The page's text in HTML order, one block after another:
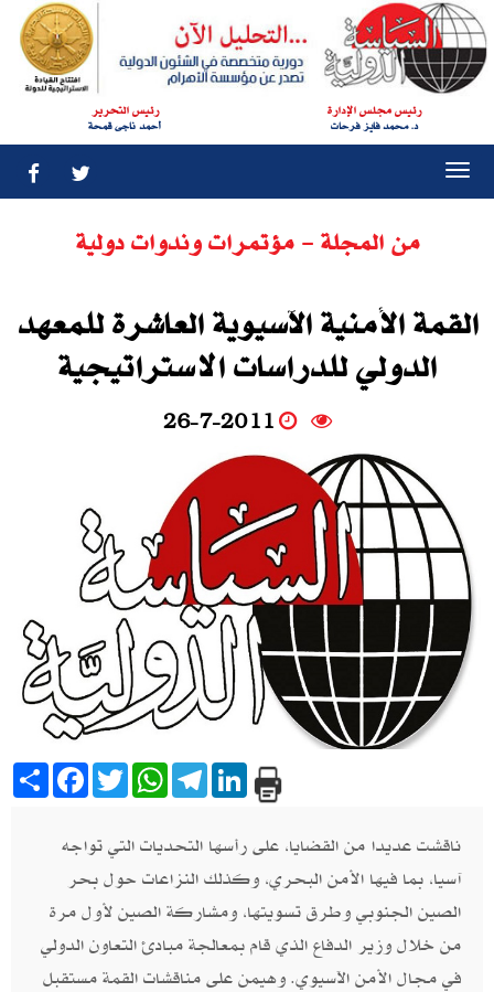
رئيس مجلس الإدارة
د. محمد فايز فرحات
رئيس التحرير
أحمد ناجى قمحة
من المجلة - مؤتمرات وندوات دولية
القمة الأمنية الآسيوية العاشرة للمعهد
الدولي للدراسات الاستراتيجية
26-7-2011
Share Facebook
TwitterWhatsAppTelegramLinkedIn
ناقشت عديدا من القضايا، على رأسها التحديات التي تواجه
آسيا، بما فيها الأمن البحري، وكذلك النزاعات حول بحر
الصين الجنوبي وطرق تسويتها، ومشاركة الصين لأول مرة
من خلال وزير الدفاع الذي قام بمعالجة مبادئ التعاون الدولي
في مجال الأمن الآسيوي. وهيمن على مناقشات القمة مستقبل